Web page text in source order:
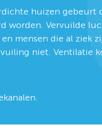
huizen gebeurt
worden. Vervuilde
mensen die al ziek
niet. Ventilatie